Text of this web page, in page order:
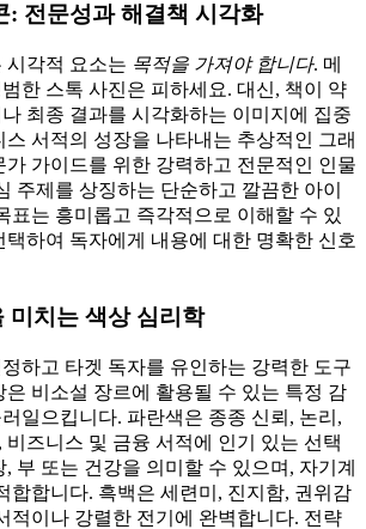
: 전문성과 해결책 시각화
시각적 요소는 목적을 가져야 합니다. 메
한 스톡 사진은 피하세요. 대신, 책이 약
최종 결과를 시각화하는 이미지에 집중
서적의 성장을 나타내는 추상적인 그래
가 가이드를 위한 강력하고 전문적인 인물
주제를 상징하는 단순하고 깔끔한 아이
표는 흥미롭고 즉각적으로 이해할 수 있
택하여 독자에게 내용에 대한 명확한 신호
미치는 색상 심리학
하고 타겟 독자를 유인하는 강력한 도구
은 비소설 장르에 활용될 수 있는 특정 감
일으킵니다. 파란색은 종종 신뢰, 논리,
즈니스 및 금융 서적에 인기 있는 선택
부 또는 건강을 의미할 수 있으며, 자기계
합합니다. 흑백은 세련미, 진지함, 권위감
적이나 강렬한 전기에 완벽합니다. 전략